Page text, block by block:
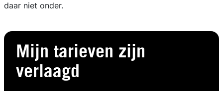
daar niet onder.
Mijn tarieven zijn
verlaagd